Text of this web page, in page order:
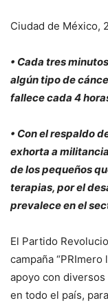
Ciudad de México,
• Cada tres
algún tipo de
fallece cada 4
• Con el respaldo
exhorta a
de los pequeños
terapias, por el
prevalece en el
El Partido
campaña
apoyo con
en todo el país,